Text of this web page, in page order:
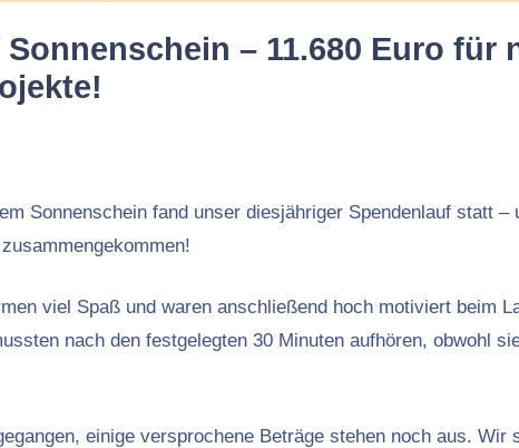
– 11.680 Euro für
Sonnenschein fand unser diesjähriger Spendenlauf statt
viel Spaß und waren anschließend hoch motiviert beim
nach den festgelegten 30 Minuten aufhören, obwohl
einige versprochene Beträge stehen noch aus.